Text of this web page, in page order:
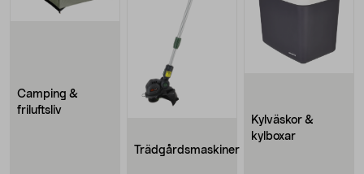
Camping &
friluftsliv
Trädgårdsmaskiner
Kylväskor &
kylboxar